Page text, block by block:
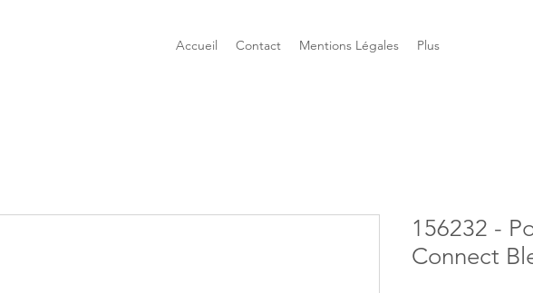
Accueil Contact Mentions Légales Plus
156232 -
Connect